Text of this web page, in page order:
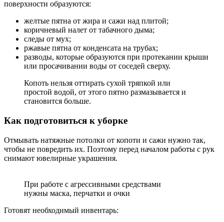
поверхности образуются:
желтые пятна от жира и сажи над плитой;
коричневый налет от табачного дыма;
следы от мух;
ржавые пятна от конденсата на трубах;
разводы, которые образуются при протекании крыши
или просачивании воды от соседей сверху.
Копоть нельзя оттирать сухой тряпкой или
простой водой, от этого пятно размазывается и
становится больше.
Как подготовиться к уборке
Отмывать натяжные потолки от копоти и сажи нужно так,
чтобы не повредить их. Поэтому перед началом работы с рук
снимают ювелирные украшения.
При работе с агрессивными средствами
нужны маска, перчатки и очки
Готовят необходимый инвентарь: